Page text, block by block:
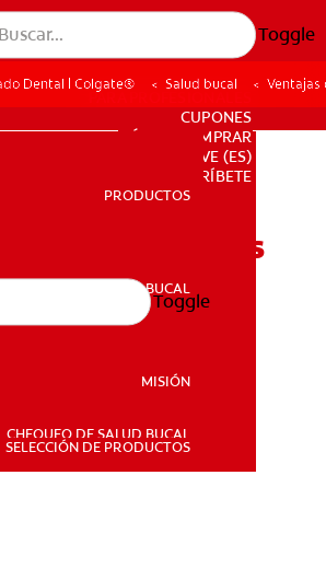
Toggle
PRODUCTOS
SALUD BUCAL
PARA PROFESIONALES
CUPONES
DÓNDE COMPRAR
VE (ES)
SUSCRÍBETE
PRODUCTOS
SALUD BUCAL
MISIÓN
CHEQUEO DE SALUD BUCAL
SELECCIÓN DE PRODUCTOS
Toggle
Dental | Colgate® Salud bucal Ventajas
los enjuagues
cloruro de